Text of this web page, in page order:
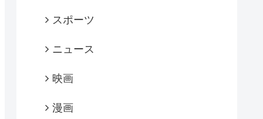
スポーツ
ニュース
映画
漫画